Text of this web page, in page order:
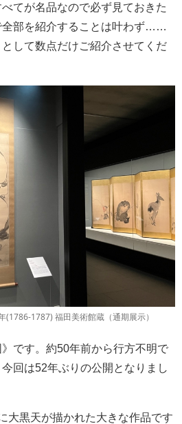
てが名品なので必ず見ておきた
全部を紹介することは叶わず……
して数点だけご紹介させてくだ
1787) 福田美術館蔵（通期展示）
です。約50年前から行方不明で
回は52年ぶりの公開となりまし
大黒天が描かれた大きな作品です